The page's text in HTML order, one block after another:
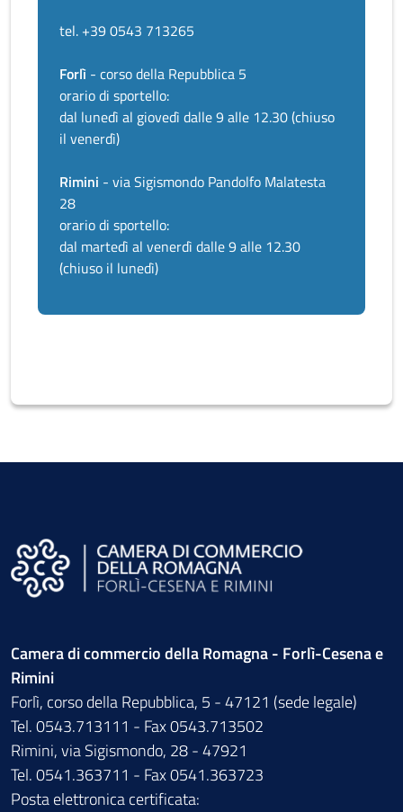
tel. +39 0543 713265
Forlì - corso della Repubblica 5
orario di sportello:
dal lunedì al giovedì dalle 9 alle 12.30 (chiuso
il venerdì)
Rimini - via Sigismondo Pandolfo Malatesta
28
orario di sportello:
dal martedì al venerdì dalle 9 alle 12.30
(chiuso il lunedì)
Camera di commercio della Romagna - Forlì-Cesena e
Rimini
Forlì, corso della Repubblica, 5 - 47121 (sede legale)
Tel. 0543.713111 - Fax 0543.713502
Rimini, via Sigismondo, 28 - 47921
Tel. 0541.363711 - Fax 0541.363723
Posta elettronica certificata: